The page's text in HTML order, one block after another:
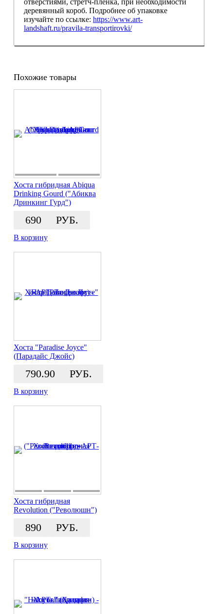
деревянный короб. Подробнее об упаковке
изучайте по ссылке: https://www.art-
landshaft.ru/pravila-transportirovki/
Похожие товары
Хоста гибридная Abiqua
Drinking Gourd ("Абиква
Дринкинг Гурд")
690 РУБ.
В корзину
Хоста "Paradise Joyce"
(Парадайс Джойс)
790.90 РУБ.
В корзину
Хоста гибридная
Revolution ("Революшн")
890 РУБ.
В корзину